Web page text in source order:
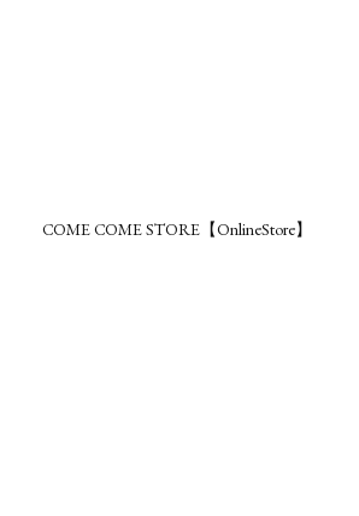
COME COME STORE【OnlineStore】